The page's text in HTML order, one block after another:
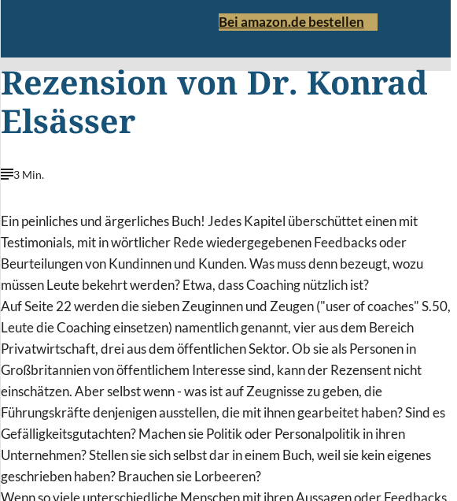
Bei amazon.de bestellen
Rezension von Dr. Konrad
Elsässer
3 Min.
Ein peinliches und ärgerliches Buch! Jedes Kapitel überschüttet einen mit
Testimonials, mit in wörtlicher Rede wiedergegebenen Feedbacks oder
Beurteilungen von Kundinnen und Kunden. Was muss denn bezeugt, wozu
müssen Leute bekehrt werden? Etwa, dass Coaching nützlich ist?
Auf Seite 22 werden die sieben Zeuginnen und Zeugen ("user of coaches" S.50,
Leute die Coaching einsetzen) namentlich genannt, vier aus dem Bereich
Privatwirtschaft, drei aus dem öffentlichen Sektor. Ob sie als Personen in
Großbritannien von öffentlichem Interesse sind, kann der Rezensent nicht
einschätzen. Aber selbst wenn - was ist auf Zeugnisse zu geben, die
Führungskräfte denjenigen ausstellen, die mit ihnen gearbeitet haben? Sind es
Gefälligkeitsgutachten? Machen sie Politik oder Personalpolitik in ihren
Unternehmen? Stellen sie sich selbst dar in einem Buch, weil sie kein eigenes
geschrieben haben? Brauchen sie Lorbeeren?
Wenn so viele unterschiedliche Menschen mit ihren Aussagen oder Feedbacks